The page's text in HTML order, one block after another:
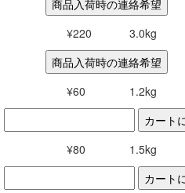
¥220 3.0kg
¥60
1.2kg
¥80
1.5kg